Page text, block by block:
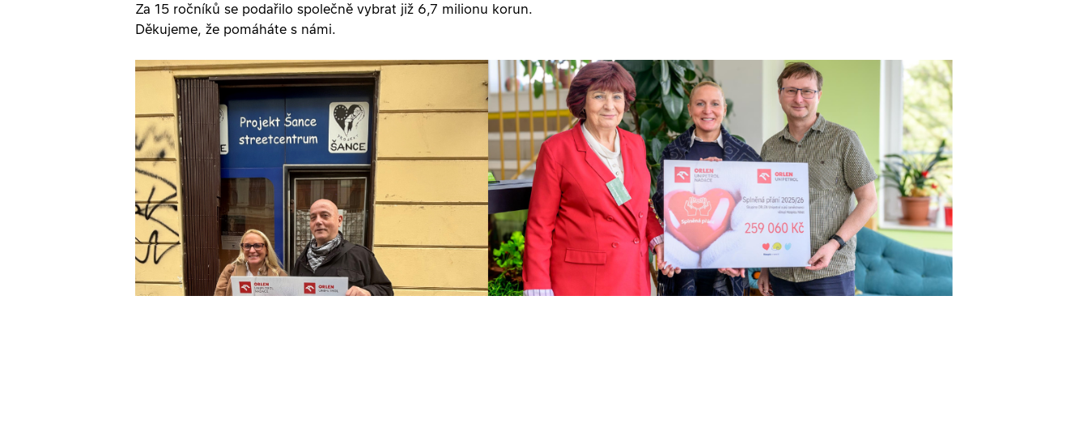
Za 15 ročníků se podařilo společně vybrat již 6,7 milionu korun.
Děkujeme, že pomáháte s námi.